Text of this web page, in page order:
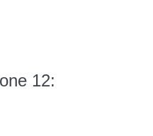
12: